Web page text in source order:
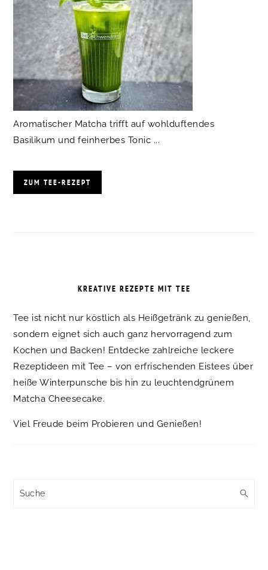
Aromatischer Matcha trifft auf wohlduftendes
Basilikum und feinherbes Tonic ...
ZUM TEE-REZEPT
KREATIVE REZEPTE MIT TEE
Tee ist nicht nur köstlich als Heißgetränk zu genießen,
sondern eignet sich auch ganz hervorragend zum
Kochen und Backen! Entdecke zahlreiche leckere
Rezeptideen mit Tee – von erfrischenden Eistees über
heiße Winterpunsche bis hin zu leuchtendgrünem
Matcha Cheesecake.
Viel Freude beim Probieren und Genießen!
Suche